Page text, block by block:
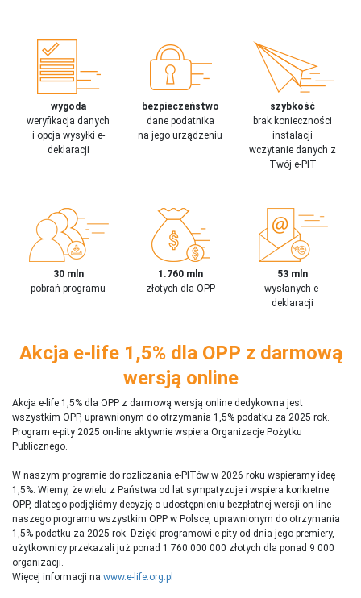
wygoda
weryfikacja danych
i opcja wysyłki e-
deklaracji
bezpieczeństwo
dane podatnika
na jego urządzeniu
szybkość
brak konieczności
instalacji
wczytanie danych z
Twój e-PIT
30 mln
pobrań programu
1.760 mln
złotych dla OPP
53 mln
wysłanych e-
deklaracji
Akcja e-life 1,5% dla OPP z darmową
wersją online
Akcja e-life 1,5% dla OPP z darmową wersją online dedykowna jest
wszystkim OPP, uprawnionym do otrzymania 1,5% podatku za 2025 rok.
Program e-pity 2025 on-line aktywnie wspiera Organizacje Pożytku
Publicznego.
W naszym programie do rozliczania e-PITów w 2026 roku wspieramy ideę
1,5%. Wiemy, że wielu z Państwa od lat sympatyzuje i wspiera konkretne
OPP, dlatego podjęliśmy decyzję o udostępnieniu bezpłatnej wersji on-line
naszego programu wszystkim OPP w Polsce, uprawnionym do otrzymania
1,5% podatku za 2025 rok. Dzięki programowi e-pity od dnia jego premiery,
użytkownicy przekazali już ponad 1 760 000 000 złotych dla ponad 9 000
organizacji.
Więcej informacji na www.e-life.org.pl